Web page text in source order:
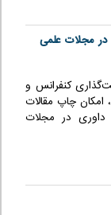
مجلات علمی
کنفرانس و
چاپ مقالات
داوری در مجلات